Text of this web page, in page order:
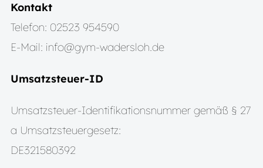
Kontakt
Telefon: 02523 954590
E-Mail: info@gym-wadersloh.de
Umsatzsteuer-ID
Umsatzsteuer-Identifikationsnummer gemäß § 27
a Umsatzsteuergesetz:
DE321580392